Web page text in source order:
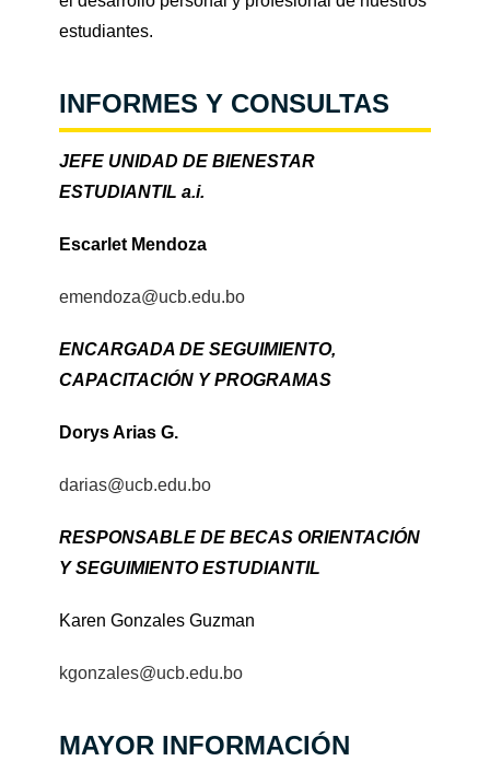
estudiantes.
INFORMES Y CONSULTAS
JEFE UNIDAD DE BIENESTAR
ESTUDIANTIL a.i.
Escarlet Mendoza
emendoza@ucb.edu.bo
ENCARGADA DE SEGUIMIENTO,
CAPACITACIÓN Y PROGRAMAS
Dorys Arias G.
darias@ucb.edu.bo
RESPONSABLE DE BECAS ORIENTACIÓN
Y SEGUIMIENTO ESTUDIANTIL
Karen Gonzales Guzman
kgonzales@ucb.edu.bo
MAYOR INFORMACIÓN